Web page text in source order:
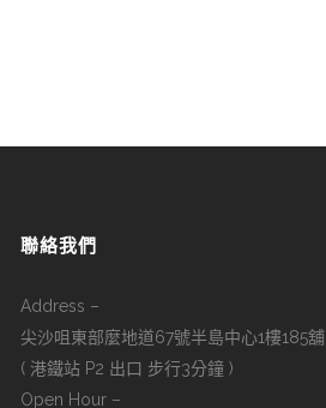
聯絡我們
Address –
尖沙咀東部麼地道67號半島中心1樓185舖
( 港鐵站 P2 出口 步行3分鐘 )
Open Hour –